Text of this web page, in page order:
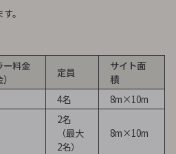
。
ー料金
定員
サイト面
積
4名
8m×10m
2名
（最大
2名）
8m×10m